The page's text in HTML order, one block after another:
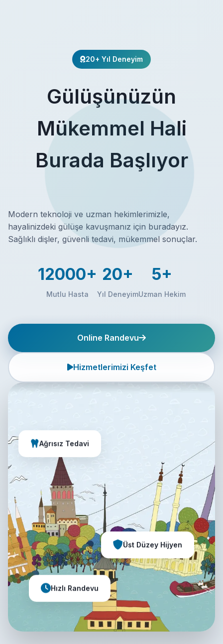
20+ Yıl Deneyim
Gülüşünüzün
Mükemmel Hali
Burada Başlıyor
Modern teknoloji ve uzman hekimlerimizle,
hayalinizdeki gülüşe kavuşmanız için buradayız.
Sağlıklı dişler, güvenli tedavi, mükemmel sonuçlar.
12000+
Mutlu Hasta
20+
Yıl Deneyim
5+
Uzman Hekim
Online Randevu
Hizmetlerimizi Keşfet
Ağrısız Tedavi
Üst Düzey Hijyen
Hızlı Randevu